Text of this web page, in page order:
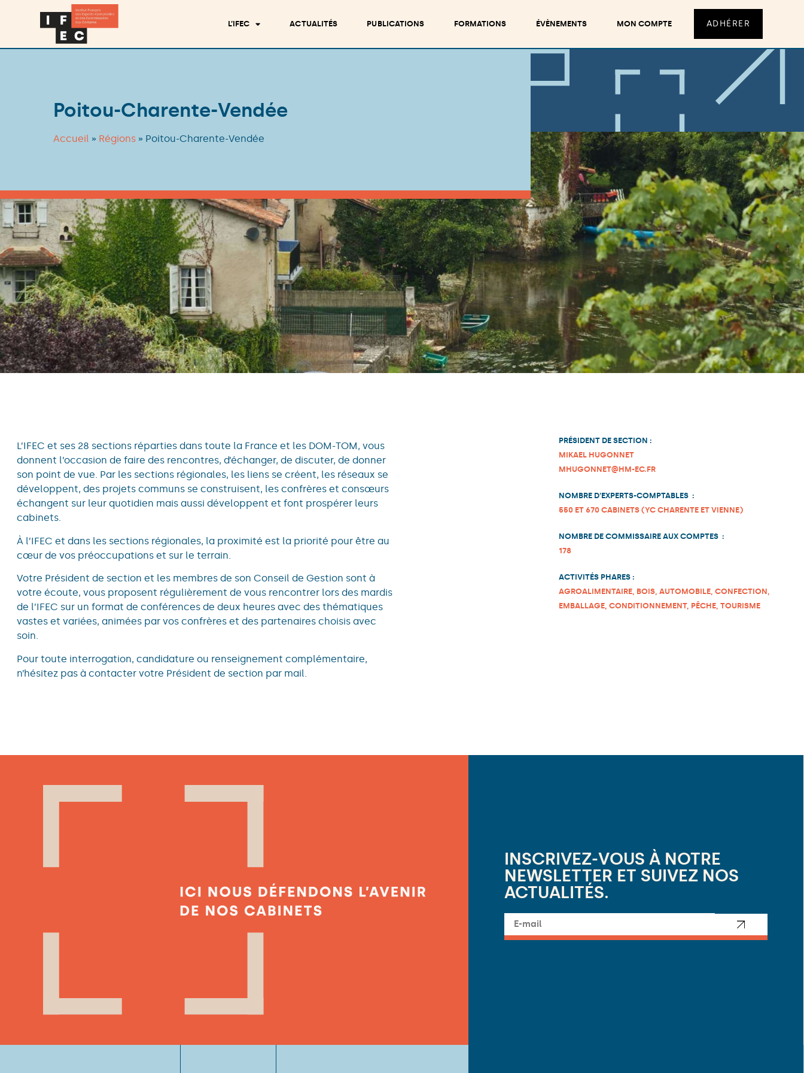
L’IFEC ACTUALITÉS PUBLICATIONS FORMATIONS ÉVÈNEMENTS MON COMPTE ADHÉRER
Poitou-Charente-Vendée
Accueil » Régions » Poitou-Charente-Vendée
L’IFEC et ses 28 sections réparties dans toute la France et les DOM-TOM, vous
donnent l’occasion de faire des rencontres, d’échanger, de discuter, de donner
son point de vue. Par les sections régionales, les liens se créent, les réseaux se
développent, des projets communs se construisent, les confrères et consœurs
échangent sur leur quotidien mais aussi développent et font prospérer leurs
cabinets.
À l’IFEC et dans les sections régionales, la proximité est la priorité pour être au
cœur de vos préoccupations et sur le terrain.
Votre Président de section et les membres de son Conseil de Gestion sont à
votre écoute, vous proposent régulièrement de vous rencontrer lors des mardis
de l’IFEC sur un format de conférences de deux heures avec des thématiques
vastes et variées, animées par vos confrères et des partenaires choisis avec
soin.
Pour toute interrogation, candidature ou renseignement complémentaire,
n’hésitez pas à contacter votre Président de section par mail.
PRÉSIDENT DE SECTION :
MIKAEL HUGONNET
MHUGONNET@HM-EC.FR
NOMBRE D'EXPERTS-COMPTABLES :
550 ET 670 CABINETS (YC CHARENTE ET VIENNE)
NOMBRE DE COMMISSAIRE AUX COMPTES :
178
ACTIVITÉS PHARES :
AGROALIMENTAIRE, BOIS, AUTOMOBILE, CONFECTION,
EMBALLAGE, CONDITIONNEMENT, PÊCHE, TOURISME
INSCRIVEZ-VOUS À NOTRE
NEWSLETTER ET SUIVEZ NOS
ACTUALITÉS.